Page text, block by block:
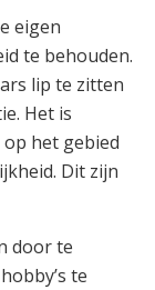
eigen
te behouden.
lip te zitten
Het is
het gebied
Dit zijn
door te
te